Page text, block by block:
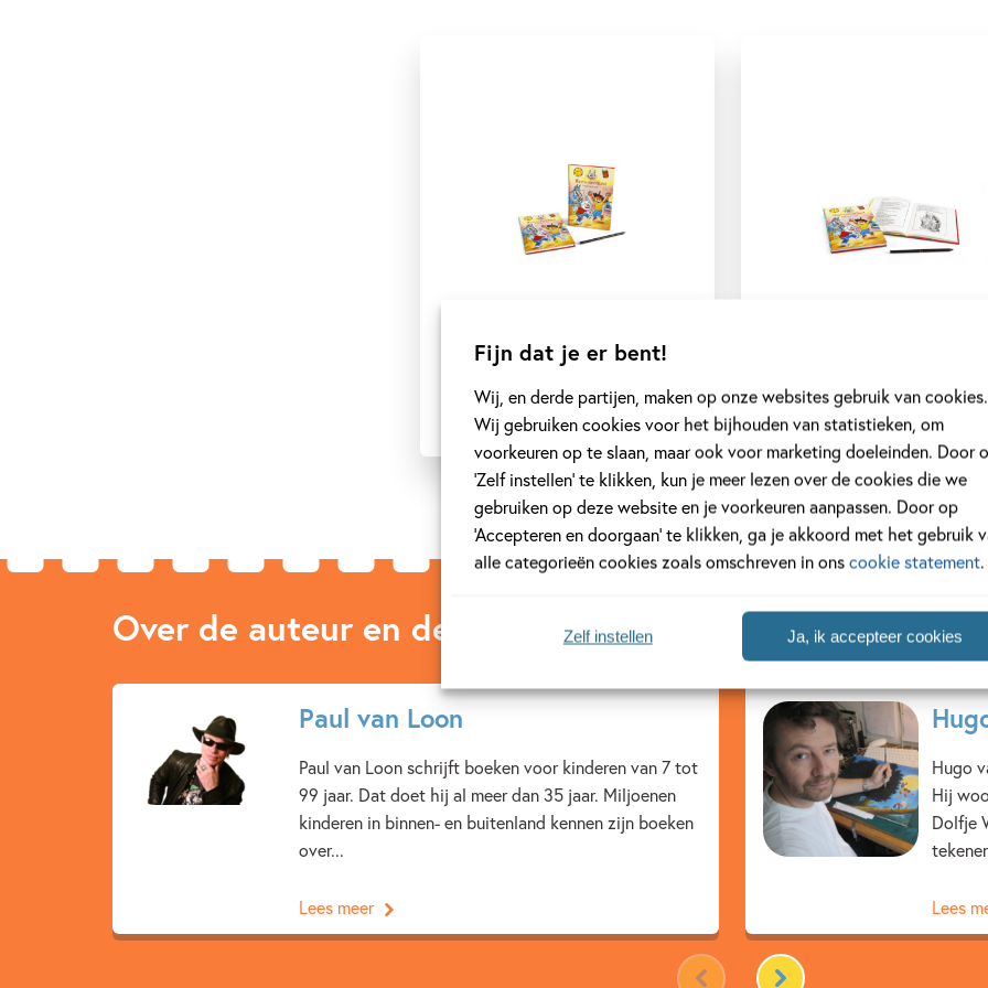
Fijn dat je er bent!
Wij, en derde partijen, maken op onze websites gebruik van cookies.
Wij gebruiken cookies voor het bijhouden van statistieken, om
voorkeuren op te slaan, maar ook voor marketing doeleinden. Door
‘Zelf instellen’ te klikken, kun je meer lezen over de cookies die we
gebruiken op deze website en je voorkeuren aanpassen. Door op
‘Accepteren en doorgaan’ te klikken, ga je akkoord met het gebruik
alle categorieën cookies zoals omschreven in onscookie statement.
Ja, ik accepteer cookies
Zelf instellen
Over de auteur en de illustrator
Paul van Loon
Paul van Loon schrijft boeken voor kinderen van 7 tot
99 jaar. Dat doet hij al meer dan 35 jaar. Miljoenen
kinderen in binnen- en buitenland kennen zijn boeken
over...
Lees meer
Hugo
Hij
Dolfje
Lees